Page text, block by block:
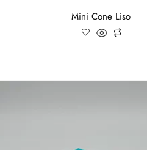
Mini Cone Liso